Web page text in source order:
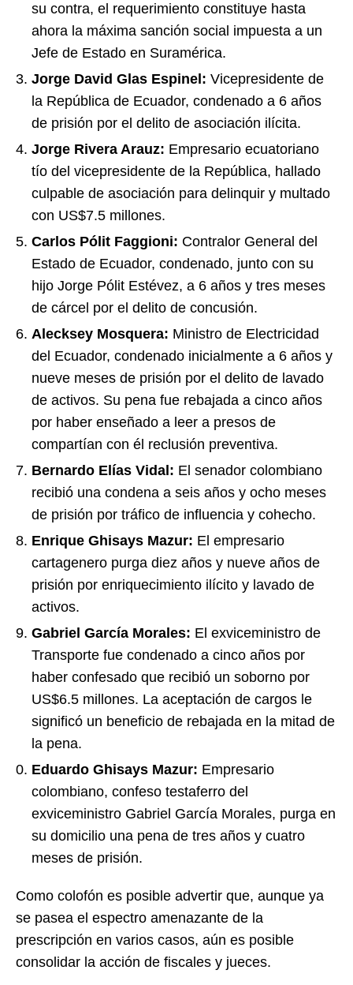
su contra, el requerimiento constituye hasta
ahora la máxima sanción social impuesta a un
Jefe de Estado en Suramérica.
Jorge David Glas Espinel: Vicepresidente de
la República de Ecuador, condenado a 6 años
de prisión por el delito de asociación ilícita.
Jorge Rivera Arauz: Empresario ecuatoriano
tío del vicepresidente de la República, hallado
culpable de asociación para delinquir y multado
con US$7.5 millones.
Carlos Pólit Faggioni: Contralor General del
Estado de Ecuador, condenado, junto con su
hijo Jorge Pólit Estévez, a 6 años y tres meses
de cárcel por el delito de concusión.
Alecksey Mosquera: Ministro de Electricidad
del Ecuador, condenado inicialmente a 6 años y
nueve meses de prisión por el delito de lavado
de activos. Su pena fue rebajada a cinco años
por haber enseñado a leer a presos de
compartían con él reclusión preventiva.
Bernardo Elías Vidal: El senador colombiano
recibió una condena a seis años y ocho meses
de prisión por tráfico de influencia y cohecho.
Enrique Ghisays Mazur: El empresario
cartagenero purga diez años y nueve años de
prisión por enriquecimiento ilícito y lavado de
activos.
Gabriel García Morales: El exviceministro de
Transporte fue condenado a cinco años por
haber confesado que recibió un soborno por
US$6.5 millones. La aceptación de cargos le
significó un beneficio de rebajada en la mitad de
la pena.
Eduardo Ghisays Mazur: Empresario
colombiano, confeso testaferro del
exviceministro Gabriel García Morales, purga en
su domicilio una pena de tres años y cuatro
meses de prisión.
Como colofón es posible advertir que, aunque ya
se pasea el espectro amenazante de la
prescripción en varios casos, aún es posible
consolidar la acción de fiscales y jueces.